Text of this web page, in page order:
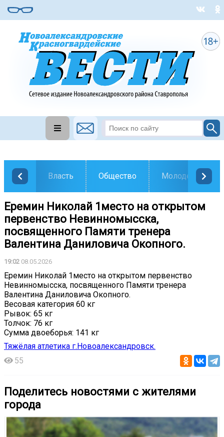
Власть Общество Молодежь
Еремин Николай 1место на открытом
первенство Невинномысска,
посвященного Памяти тренера
Валентина Даниловича Окопного.
19:02 08.05.2026
Еремин Николай 1место на открытом первенство
Невинномысска, посвященного Памяти тренера
Валентина Даниловича Окопного.
Весовая категория 60 кг
Рывок: 65 кг
Толчок: 76 кг
Сумма двоеборья: 141 кг
Тяжёлая атлетика г.Новоалександровск.
55
Поделитесь новостями с жителями
города